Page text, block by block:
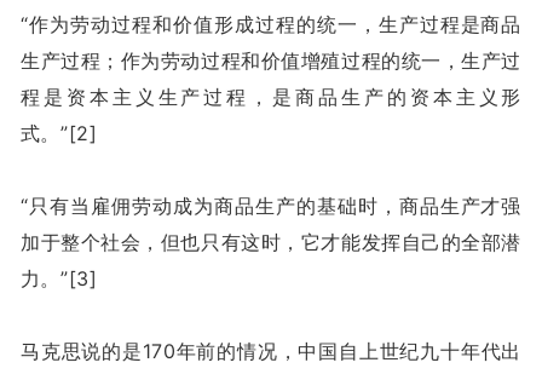
“作为劳动过程和价值形成过程的统一，生产过程是商品
生产过程；作为劳动过程和价值增殖过程的统一，生产过
程是资本主义生产过程，是商品生产的资本主义形
式。”[2]
“只有当雇佣劳动成为商品生产的基础时，商品生产才强
加于整个社会，但也只有这时，它才能发挥自己的全部潜
力。”[3]
马克思说的是170年前的情况，中国自上世纪九十年代出